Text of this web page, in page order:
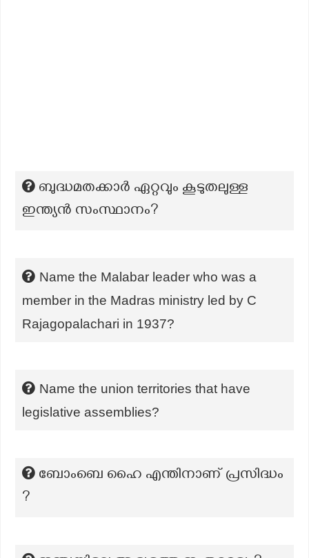
ബുദ്ധമതക്കാർ ഏറ്റവും കൂടുതലുള്ള
ഇന്ത്യൻ സംസ്ഥാനം?
Name the Malabar leader who was a
member in the Madras ministry led by C
Rajagopalachari in 1937?
Name the union territories that have
legislative assemblies?
ബോംബെ ഹൈ എന്തിനാണ് പ്രസിദ്ധം
?